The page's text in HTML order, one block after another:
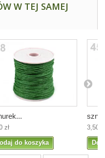
W TEJ SAMEJ
zł
do koszyka
3,50